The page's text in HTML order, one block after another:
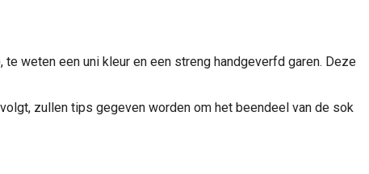
weten een uni kleur en een streng handgeverfd garen. Deze
zullen tips gegeven worden om het beendeel van de sok